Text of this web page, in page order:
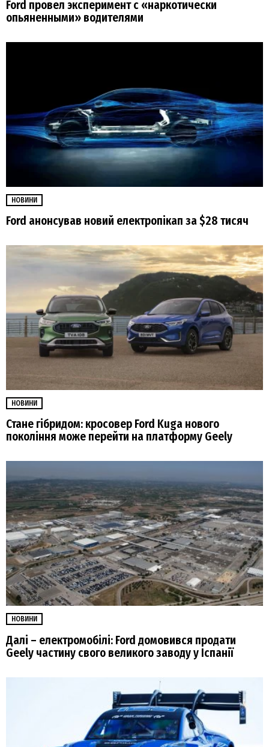
Ford провел эксперимент с «наркотически
опьяненными» водителями
НОВИНИ
Ford анонсував новий електропікап за $28 тисяч
НОВИНИ
Стане гібридом: кросовер Ford Kuga нового
покоління може перейти на платформу Geely
НОВИНИ
Далі – електромобілі: Ford домовився продати
Geely частину свого великого заводу у Іспанії